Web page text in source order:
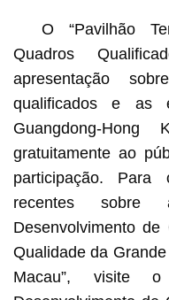
O “Pavilhão
Quadros
apresentação
qualificados e as
Guangdong-Hong
gratuitamente ao
participação. Para
recentes sobre
Desenvolvimento
Qualidade da
Macau”, visite